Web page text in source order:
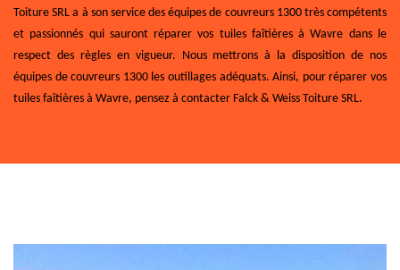
Toiture SRL a à son service des équipes de couvreurs 1300 très compétents
et passionnés qui sauront réparer vos tuiles faîtières à Wavre dans le
respect des règles en vigueur. Nous mettrons à la disposition de nos
équipes de couvreurs 1300 les outillages adéquats. Ainsi, pour réparer vos
tuiles faîtières à Wavre, pensez à contacter Falck & Weiss Toiture SRL.